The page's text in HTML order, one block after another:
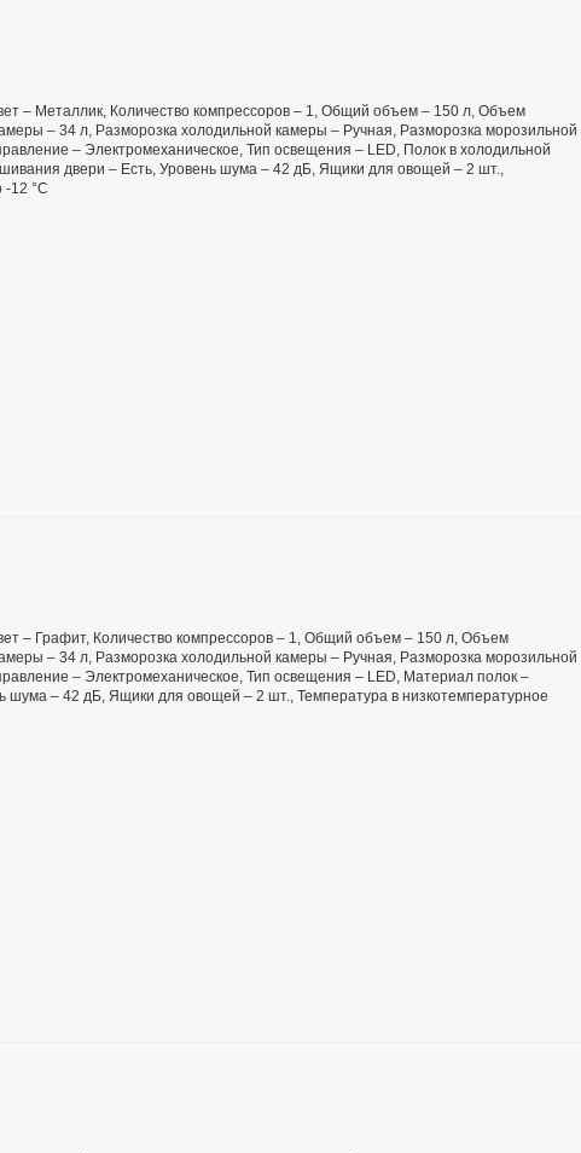
– Металлик, Количество компрессоров – 1, Общий объем – 150 л, Объем
– 34 л, Разморозка холодильной камеры – Ручная, Разморозка морозильной
– Электромеханическое, Тип освещения – LED, Полок в холодильной
двери – Есть, Уровень шума – 42 дБ, Ящики для овощей – 2 шт.,
-12 °C
– Графит, Количество компрессоров – 1, Общий объем – 150 л, Объем
– 34 л, Разморозка холодильной камеры – Ручная, Разморозка морозильной
– Электромеханическое, Тип освещения – LED, Материал полок –
шума – 42 дБ, Ящики для овощей – 2 шт., Температура в низкотемпературное